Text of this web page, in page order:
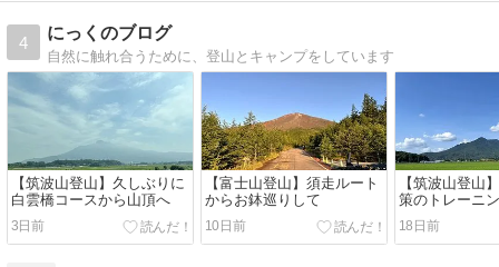
4
にっくのブログ
自然に触れ合うために、登山とキャンプをしています
【筑波山登山】久しぶりに
白雲橋コースから山頂へ
3日前
【富士山登山】須走ルート
からお鉢巡りして
10日前
【筑波山登山
策のトレーニ
18日前